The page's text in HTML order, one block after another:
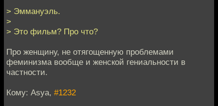
> Эммануэль.
>
> Это фильм? Про что?
Про женщину, не отягощенную проблемами
феминизма вообще и женской гениальности в
частности.
Кому: Asya, #1232